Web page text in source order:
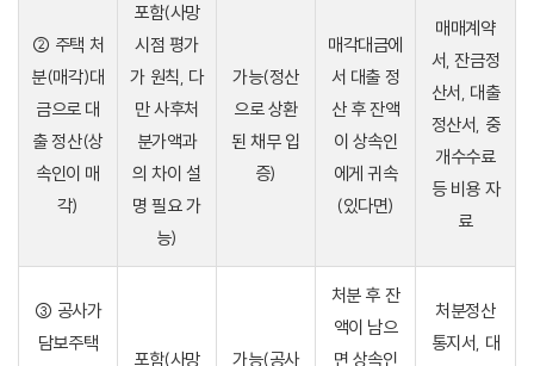
② 주택 처
분(매각)대
금으로 대
출 정산(상
속인이 매
각)
포함(사망
시점 평가
가 원칙, 다
만 사후처
분가액과
의 차이 설
명 필요 가
능)
가능(정산
으로 상환
된 채무 입
증)
매각대금에
서 대출 정
산 후 잔액
이 상속인
에게 귀속
(있다면)
매매계약
서, 잔금정
산서, 대출
정산서, 중
개수수료
등 비용 자
료
③ 공사가
담보주택
포함(사망 가능(공사
처분 후 잔
액이 남으
면 상속인
처분정산
통지서, 대